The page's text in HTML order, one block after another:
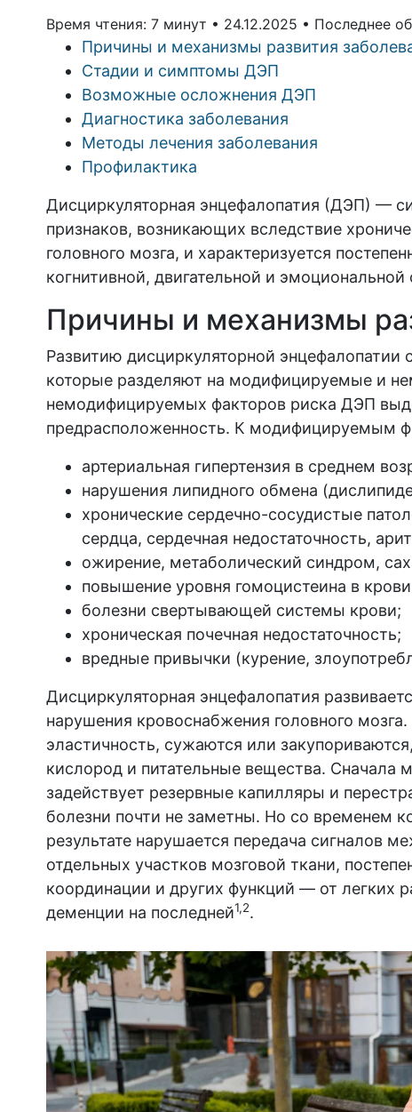
Время чтения: 7 минут • 24.12.2025 • Последнее
Причины и механизмы развития
Стадии и симптомы ДЭП
Возможные осложнения ДЭП
Диагностика заболевания
Методы лечения заболевания
Профилактика
Дисциркуляторная энцефалопатия (ДЭП) —
признаков, возникающих вследствие
головного мозга, и характеризуется
когнитивной, двигательной и эмоциональной
Причины и механизмы
Развитию дисциркуляторной энцефалопатии
которые разделяют на модифицируемые и
немодифицируемых факторов риска ДЭП
предрасположенность. К модифицируемым
артериальная гипертензия в среднем
нарушения липидного обмена
хронические сердечно-сосудистые
сердца, сердечная недостаточность,
ожирение, метаболический синдром,
повышение уровня гомоцистеина в
болезни свертывающей системы крови;
хроническая почечная недостаточность;
вредные привычки (курение,
Дисциркуляторная энцефалопатия
нарушения кровоснабжения головного
эластичность, сужаются или
кислород и питательные вещества. Сначала
задействует резервные капилляры и
болезни почти не заметны. Но со временем
результате нарушается передача сигналов
отдельных участков мозговой ткани,
координации и других функций — от легких
деменции на последней1,2.